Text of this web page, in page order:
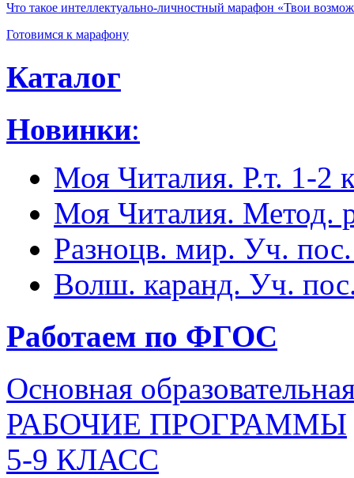
Что такое интеллектуально-личностный марафон «Твои
Готовимся к марафону
Каталог
Новинки:
Моя Читалия. Р.т. 1-2
Моя Читалия. Метод.
Разноцв. мир. Уч.
Волш. каранд. Уч.
Работаем по ФГОС
Основная
РАБОЧИЕ ПРОГРАММЫ
5-9 КЛАСС